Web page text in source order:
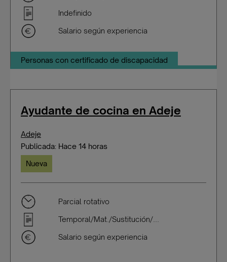
Indefinido
Salario según experiencia
Personas con certificado de discapacidad
Ayudante de cocina en Adeje
Adeje
Publicada: Hace 14 horas
Nueva
Parcial rotativo
Temporal/Mat./Sustitución/...
Salario según experiencia